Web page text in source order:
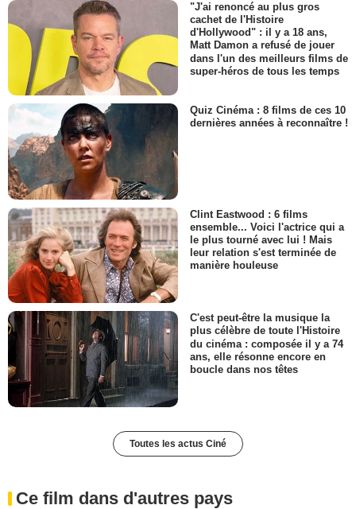
"J'ai renoncé au plus gros
cachet de l'Histoire
d'Hollywood" : il y a 18 ans,
Matt Damon a refusé de jouer
dans l'un des meilleurs films de
super-héros de tous les temps
Quiz Cinéma : 8 films de ces 10
dernières années à reconnaître !
Clint Eastwood : 6 films
ensemble... Voici l'actrice qui a
le plus tourné avec lui ! Mais
leur relation s'est terminée de
manière houleuse
C'est peut-être la musique la
plus célèbre de toute l'Histoire
du cinéma : composée il y a 74
ans, elle résonne encore en
boucle dans nos têtes
Toutes les actus Ciné
Ce film dans d'autres pays